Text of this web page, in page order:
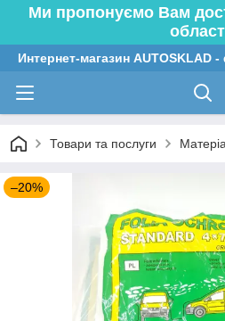
Ми пропонуємо Вам
Интернет-магазин AUTOSKLAD
Товари та послуги
–20%